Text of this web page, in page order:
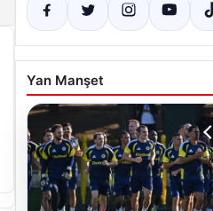
Yan Manşet